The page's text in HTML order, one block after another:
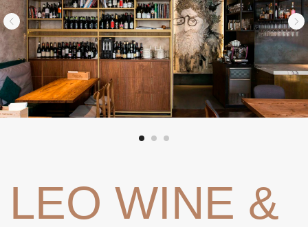
LEO WINE &
KITCHEN
УЮТНОЕ ЗАВЕДЕНИЕ, АКЦЕНТ
В КОТОРОМ СДЕЛАН НА
АВТОРСКУЮ КУХНЮ И ХОРОШУЮ